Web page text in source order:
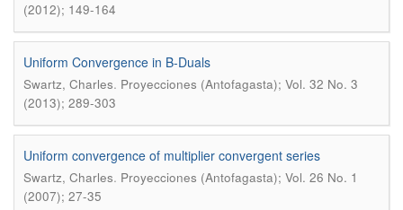
(2012); 149-164
Uniform Convergence in B-Duals
Swartz, Charles. Proyecciones (Antofagasta); Vol. 32 No. 3
(2013); 289-303
Uniform convergence of multiplier convergent series
Swartz, Charles. Proyecciones (Antofagasta); Vol. 26 No. 1
(2007); 27-35